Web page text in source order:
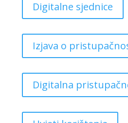
Digitalne sjednice
Izjava o
Digitalna